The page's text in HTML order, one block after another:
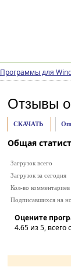
Программы для
Отзывы
СКАЧАТЬ
Общая
Загрузок всего
Загрузок за сегодня
Кол-во комментариев
Подписавшихся на
Оцените
4.65из 5, всего